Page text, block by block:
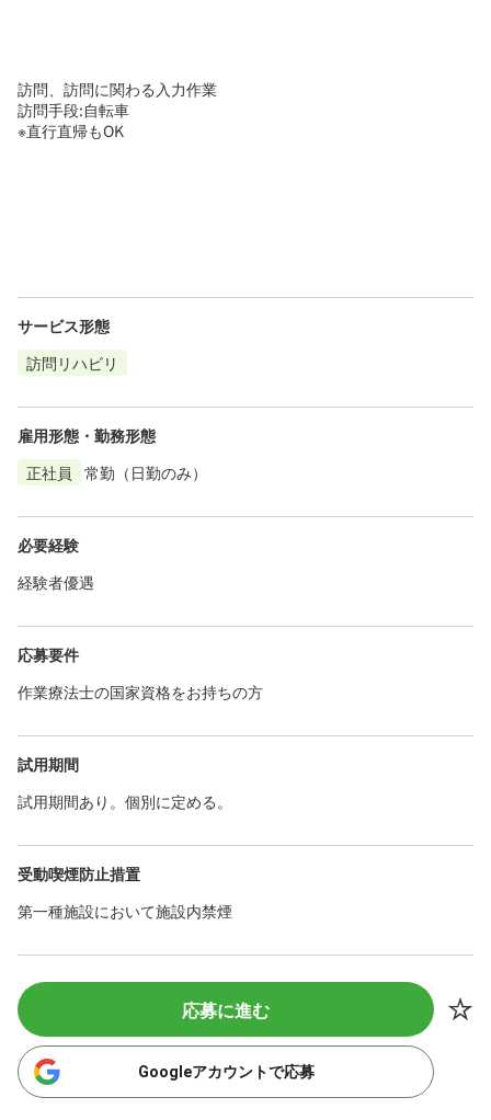
訪問、訪問に関わる入力作業
訪問手段:自転車
※直行直帰もOK
サービス形態
訪問リハビリ
雇用形態・勤務形態
正社員
常勤（日勤のみ）
必要経験
経験者優遇
応募要件
作業療法士の国家資格をお持ちの方
試用期間
試用期間あり。個別に定める。
受動喫煙防止措置
第一種施設において施設内禁煙
応募に進む
Googleアカウントで応募